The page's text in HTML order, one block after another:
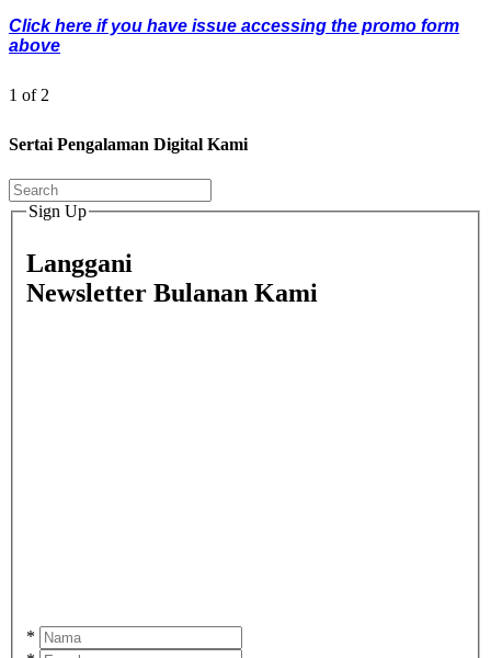
Click here if you have issue accessing the promo form
above
1 of 2
Sertai Pengalaman Digital Kami
Sign Up
Langgani
Newsletter Bulanan Kami
*